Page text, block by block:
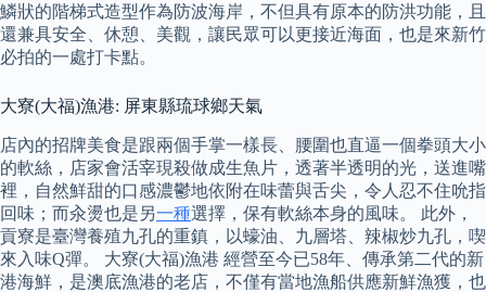
鱗狀的階梯式造型作為防波海岸，不但具有原本的防洪功能，且
還兼具安全、休憩、美觀，讓民眾可以更接近海面，也是來新竹
必拍的一處打卡點。
大寮(大福)漁港: 屏東縣琉球鄉天氣
店內的招牌美食是跟兩個手掌一樣長、腰圍也直逼一個拳頭大小
的軟絲，店家會活宰現殺做成生魚片，透著半透明的光，送進嘴
裡，自然鮮甜的口感濃鬱地依附在味蕾與舌尖，令人忍不住吮指
回味；而汆燙也是另一種選擇，保有軟絲本身的風味。 此外，
貢寮是臺灣養殖九孔的重鎮，以蠔油、九層塔、辣椒炒九孔，喫
來入味Q彈。 大寮(大福)漁港 經營至今已58年、傳承第二代的新
港海鮮，是澳底漁港的老店，不僅有當地漁船供應新鮮漁獲，也